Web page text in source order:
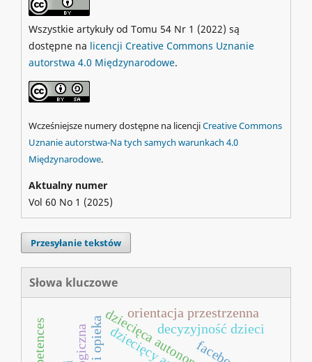
Wszystkie artykuły od Tomu 54 Nr 1 (2022) są
dostępne na licencji Creative Commons Uznanie
autorstwa 4.0 Międzynarodowe.
Wcześniejsze numery dostępne na licencjiCreative Commons
Uznanie autorstwa-Na tych samych warunkach 4.0
Międzynarodowe.
Aktualny numer
Vol 60 No 1 (2025)
Przesyłanie tekstów
Słowa kluczowe
dziecięca autonomia
orientacja przestrzenna
decyzyjność dzieci